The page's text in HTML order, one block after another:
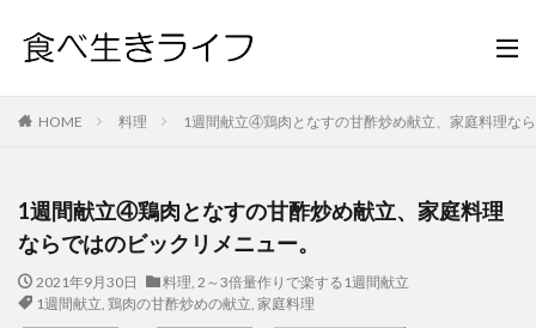
HOME 料理 1週間献立④鶏肉となすの甘酢炒め献立、家庭料理な
1週間献立④鶏肉となすの甘酢炒め献立、家庭料理
ならではのビックリメニュー。
2021年9月30日 料理, 2～3倍量作りで楽する1週間献立
1週間献立, 鶏肉の甘酢炒めの献立, 家庭料理